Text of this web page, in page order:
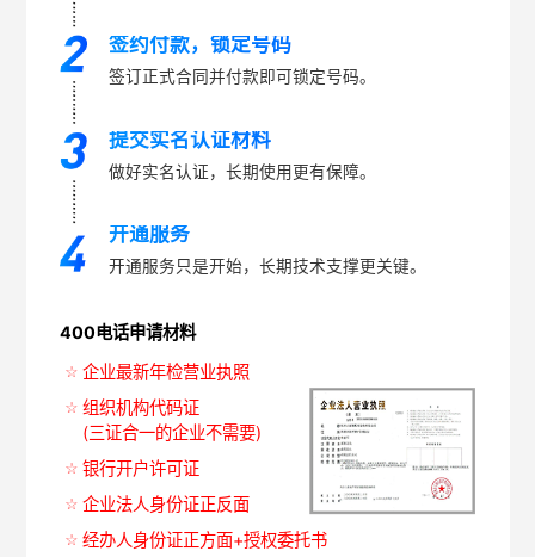
签约付款，锁定号码
签订正式合同并付款即可锁定号码。
提交实名认证材料
做好实名认证，长期使用更有保障。
开通服务
开通服务只是开始，长期技术支撑更关键。
400电话申请材料
企业最新年检营业执照
组织机构代码证
(三证合一的企业不需要)
银行开户许可证
企业法人身份证正反面
经办人身份证正方面+授权委托书